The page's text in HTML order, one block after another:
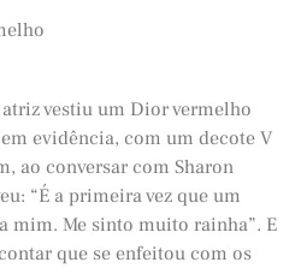
vestiu um Dior vermelho
evidência, com um decote V
ao conversar com Sharon
“É a primeira vez que um
mim. Me sinto muito rainha”. E
que se enfeitou com os